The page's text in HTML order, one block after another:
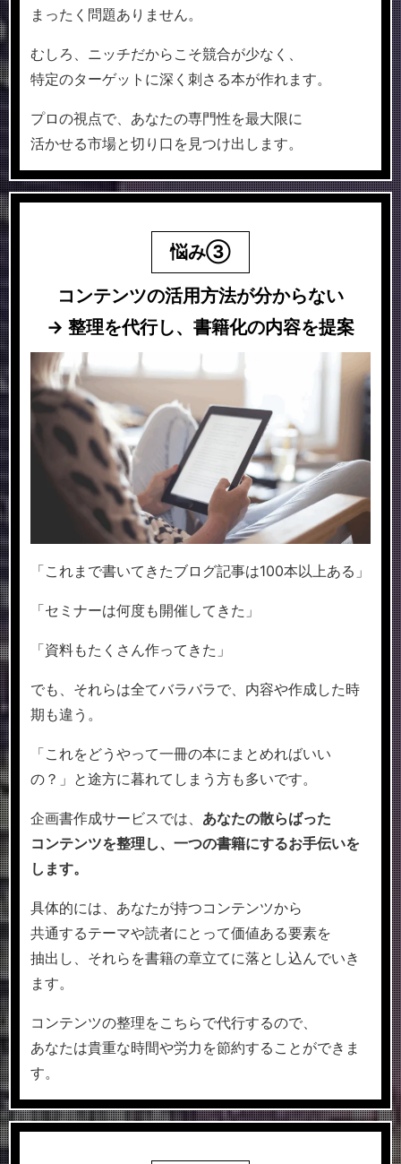
まったく問題ありません。
むしろ、ニッチだからこそ競合が少なく、
特定のターゲットに深く刺さる本が作れます。
プロの視点で、あなたの専門性を最大限に
活かせる市場と切り口を見つけ出します。
悩み③
コンテンツの活用方法が分からない
→整理を代行し、 書籍化の内容を提案
「これまで書いてきたブログ記事は100本以上ある」
「セミナーは何度も開催してきた」
「資料もたくさん作ってきた」
でも、それらは全てバラバラで、内容や作成した時
期も違う。
「これをどうやって一冊の本にまとめればいい
の？」と途方に暮れてしまう方も多いです。
企画書作成サービスでは、 あなたの散らばった
コンテンツを整理し、一つの書籍にするお手伝いを
します。
具体的には、あなたが持つコンテンツから
共通するテーマや読者にとって価値ある要素を
抽出し、それらを書籍の章立てに落とし込んでいき
ます。
コンテンツの整理をこちらで代行するので、
あなたは貴重な時間や労力を節約することができま
す。